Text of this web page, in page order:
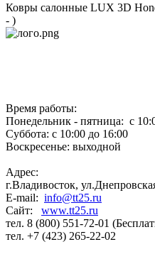
Ковры салонные LUX 3D
- )
Время работы:
Понедельник - пятница: с
Суббота: с 10:00 до 16:00
Воскресенье: выходной
Адрес:
г.Владивосток,
E-mail: info@tt25.ru
Сайт: www.tt25.ru
тел. 8 (800) 551-72-01
тел. +7 (423) 265-22-02